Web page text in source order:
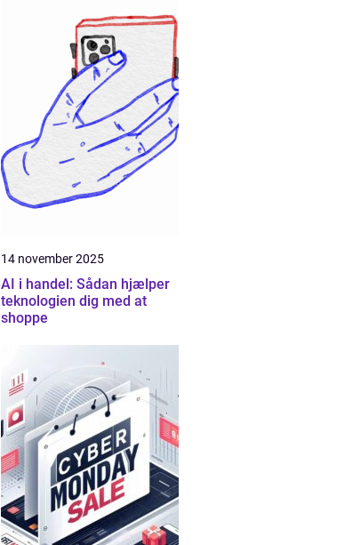
14 november 2025
AI i handel: Sådan hjælper
teknologien dig med at
shoppe